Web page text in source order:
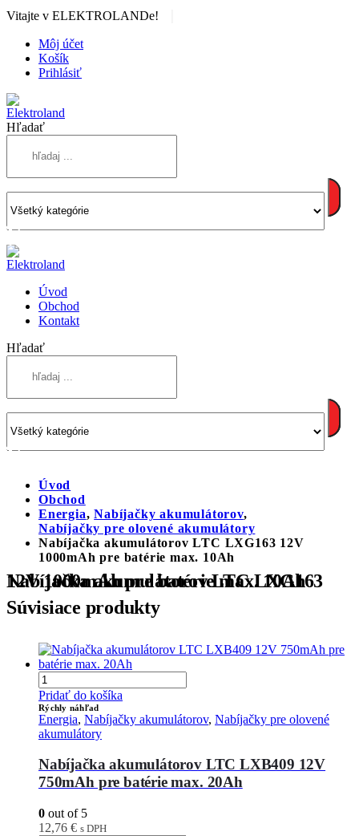
Vitajte v ELEKTROLANDe!
Môj účet
Košík
Prihlásiť
Hľadať
Úvod
Obchod
Kontakt
Hľadať
Úvod
Obchod
Energia,Nabíjačky akumulátorov,
Nabíjačky pre olovené akumulátory
Nabíjačka akumulátorov LTC LXG163 12V
1000mAh pre batérie max. 10Ah
Nabíjačka akumulátorov LTC LXG163 12V 1000mAh pre batérie max. 10Ah
Súvisiace produkty
Pridať do košíka
Rýchly náhľad
Energia, Nabíjačky akumulátorov, Nabíjačky pre olovené
akumulátory
Nabíjačka akumulátorov LTC LXB409 12V
750mAh pre batérie max. 20Ah
0 out of 5
12,76 € s DPH